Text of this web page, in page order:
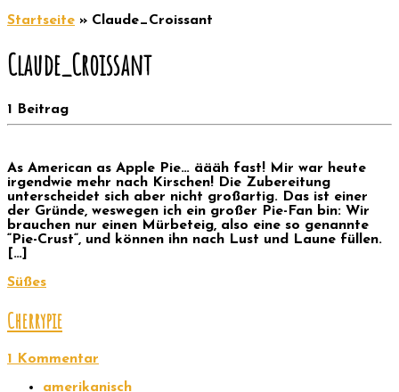
Startseite » Claude_Croissant
Claude_Croissant
1 Beitrag
As American as Apple Pie… äääh fast! Mir war heute
irgendwie mehr nach Kirschen! Die Zubereitung
unterscheidet sich aber nicht großartig. Das ist einer
der Gründe, weswegen ich ein großer Pie-Fan bin: Wir
brauchen nur einen Mürbeteig, also eine so genannte
“Pie-Crust“, und können ihn nach Lust und Laune füllen.
[…]
Süßes
Cherrypie
1 Kommentar
amerikanisch